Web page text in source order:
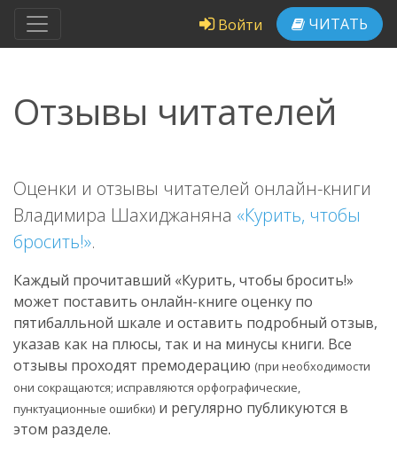
Войти ЧИТАТЬ
Отзывы читателей
Оценки и отзывы читателей онлайн-книги
Владимира Шахиджаняна «Курить, чтобы
бросить!».
Каждый прочитавший «Курить, чтобы бросить!»
может поставить онлайн-книге оценку по
пятибалльной шкале и оставить подробный отзыв,
указав как на плюсы, так и на минусы книги. Все
отзывы проходят премодерацию (при необходимости
они сокращаются; исправляются орфографические,
пунктуационные ошибки) и регулярно публикуются в
этом разделе.